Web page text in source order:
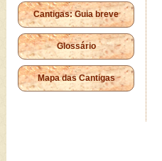
Cantigas: Guia breve
Glossário
Mapa das Cantigas